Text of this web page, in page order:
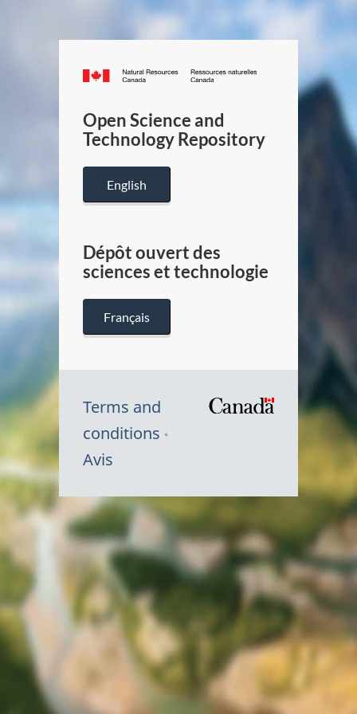
Canada.ca
/
Canada
Open Science and
Technology Repository
English
Dépôt ouvert des
sciences et technologie
Français
Terms and
conditions
Avis
Canada